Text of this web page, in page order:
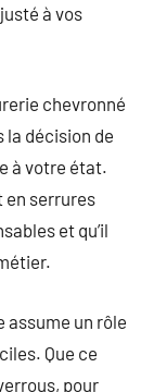
à vos
chevronné
la décision de
à votre état.
en serrures
et qu’il
assume un rôle
Que ce
pour